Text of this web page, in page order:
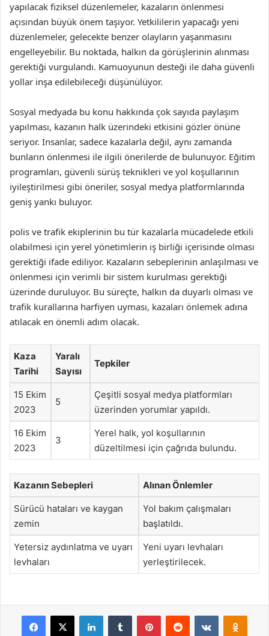
yapılacak fiziksel düzenlemeler, kazaların önlenmesi
açısından büyük önem taşıyor. Yetkililerin yapacağı yeni
düzenlemeler, gelecekte benzer olayların yaşanmasını
engelleyebilir. Bu noktada, halkın da görüşlerinin alınması
gerektiği vurgulandı. Kamuoyunun desteği ile daha güvenli
yollar inşa edilebileceği düşünülüyor.
Sosyal medyada bu konu hakkında çok sayıda paylaşım
yapılması, kazanın halk üzerindeki etkisini gözler önüne
seriyor. İnsanlar, sadece kazalarla değil, aynı zamanda
bunların önlenmesi ile ilgili önerilerde de bulunuyor. Eğitim
programları, güvenli sürüş teknikleri ve yol koşullarının
iyileştirilmesi gibi öneriler, sosyal medya platformlarında
geniş yankı buluyor.
polis ve trafik ekiplerinin bu tür kazalarla mücadelede etkili
olabilmesi için yerel yönetimlerin iş birliği içerisinde olması
gerektiği ifade ediliyor. Kazaların sebeplerinin anlaşılması ve
önlenmesi için verimli bir sistem kurulması gerektiği
üzerinde duruluyor. Bu süreçte, halkın da duyarlı olması ve
trafik kurallarına harfiyen uyması, kazaları önlemek adına
atılacak en önemli adım olacak.
Kaza
Tarihi
Yaralı
Sayısı
Tepkiler
15 Ekim
2023
5
Çeşitli sosyal medya platformları
üzerinden yorumlar yapıldı.
16 Ekim
2023
3
Yerel halk, yol koşullarının
düzeltilmesi için çağrıda bulundu.
Kazanın Sebepleri Alınan Önlemler
Sürücü hataları ve kaygan
zemin
Yol bakım çalışmaları
başlatıldı.
Yetersiz aydınlatma ve uyarı
levhaları
Yeni uyarı levhaları
yerleştirilecek.
Facebook
X LinkedInTumblr PinterestReddit VKontakte